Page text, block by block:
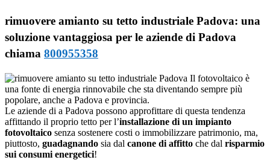
rimuovere amianto su tetto industriale Padova: una
soluzione vantaggiosa per le aziende di Padova
chiama 800955358
Il fotovoltaico è
una fonte di energia rinnovabile che sta diventando sempre più
popolare, anche a Padova e provincia.
Le aziende di a Padova possono approfittare di questa tendenza
affittando il proprio tetto per l’installazione di un impianto
fotovoltaico senza sostenere costi o immobilizzare patrimonio, ma,
piuttosto, guadagnando sia dal canone di affitto che dal risparmio
sui consumi energetici!